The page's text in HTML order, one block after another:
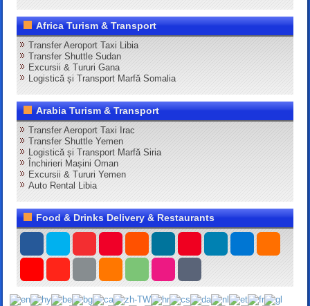
Africa Turism & Transport
Transfer Aeroport Taxi Libia
Transfer Shuttle Sudan
Excursii & Tururi Gana
Logistică și Transport Marfă Somalia
Arabia Turism & Transport
Transfer Aeroport Taxi Irac
Transfer Shuttle Yemen
Logistică și Transport Marfă Siria
Închirieri Mașini Oman
Excursii & Tururi Yemen
Auto Rental Libia
Food & Drinks Delivery & Restaurants